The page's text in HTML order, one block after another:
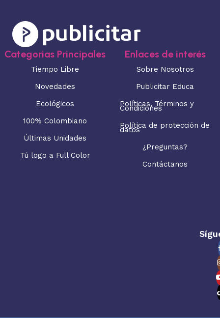
Categorias Principales
Tiempo Libre
Novedades
Ecológicos
100% Colombiano
Últimas Unidades
Tú logo a Full Color
Enlaces de interés
Sobre Nosotros
Publicitar Educa
Políticas, Términos y
Condiciones
Política de protección de
datos
¿Preguntas?
Contáctanos